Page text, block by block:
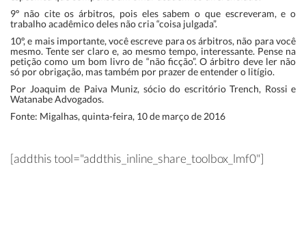
9º não cite os árbitros, pois eles sabem o que escreveram, e o
trabalho acadêmico deles não cria “coisa julgada”.
10º, e mais importante, você escreve para os árbitros, não para você
mesmo. Tente ser claro e, ao mesmo tempo, interessante. Pense na
petição como um bom livro de “não ficção”. O árbitro deve ler não
só por obrigação, mas também por prazer de entender o litígio.
Por Joaquim de Paiva Muniz, sócio do escritório Trench, Rossi e
Watanabe Advogados.
Fonte: Migalhas, quinta-feira, 10 de março de 2016
[addthis tool="addthis_inline_share_toolbox_lmf0"]